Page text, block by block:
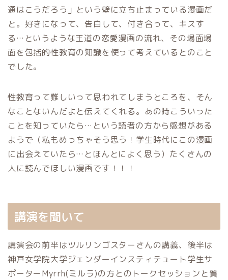
通はこうだろう」という壁に立ち止まっている漫画だ
と。好きになって、告白して、付き合って、キスす
る…というような王道の恋愛漫画の流れ、その場面場
面を包括的性教育の知識を使って考えているとのこと
でした。
性教育って難しいって思われてしまうところを、そん
なことないんだよと伝えてくれる。あの時こういった
ことを知っていたら…という読者の方から感想がある
ようで（私もめっちゃそう思う！学生時代にこの漫画
に出会えていたら…とほんとによく思う）たくさんの
人に読んでほしい漫画です！！！
講演を聞いて
講演会の前半はツルリンゴスターさんの講義、後半は
神戸女学院大学ジェンダーインスティテュート学生サ
ポーターMyrrh(ミルラ)の方とのトークセッションと質